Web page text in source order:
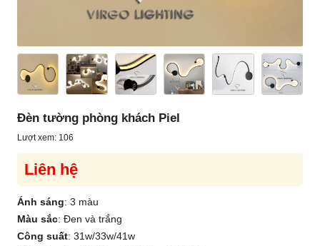
Đèn tường phòng khách Piel
Lượt xem: 106
Liên hệ
Ánh sáng: 3 màu
Màu sắc: Đen và trắng
Công suất: 31w/33w/41w